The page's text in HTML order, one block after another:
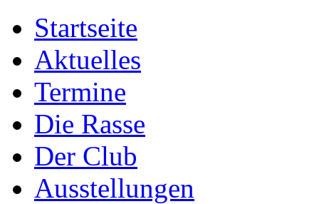
Startseite
Aktuelles
Termine
Die Rasse
Der Club
Ausstellungen